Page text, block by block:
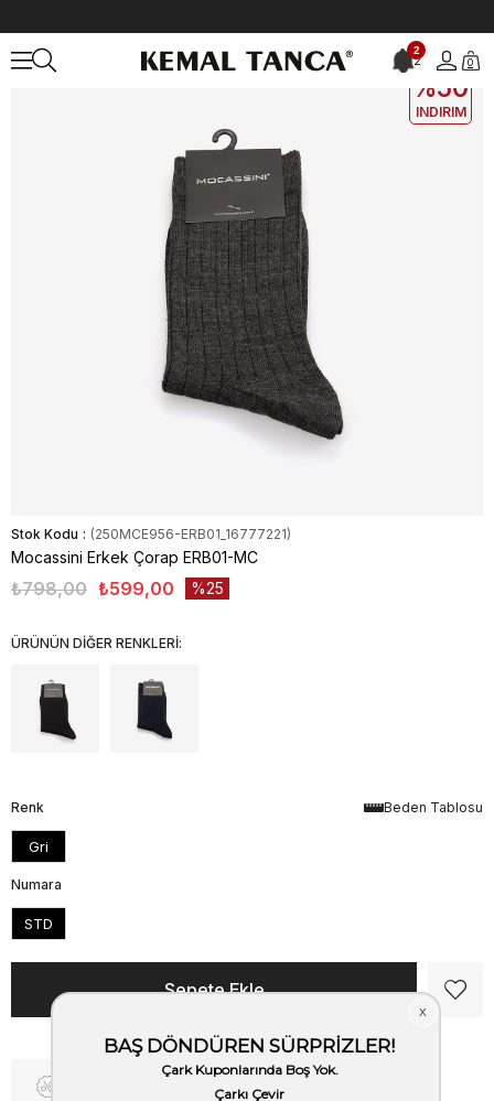
2
2 0
2. ÜRÜNE
%50
INDIRIM
Stok Kodu (250MCE956-ERB01_16777221)
Mocassini Erkek Çorap ERB01-MC
₺798,00 ₺599,00 25
ÜRÜNÜN DİĞER RENKLERİ:
Beden Tablosu
Renk
Gri
Numara
STD
Fiyat Düşünce Haber Ver